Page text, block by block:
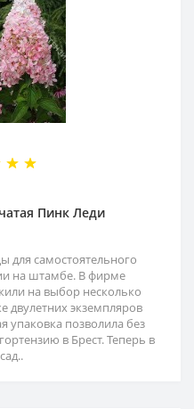
Пинк Леди
для самостоятельного
на штамбе. В фирме
на выбор несколько
двулетних экземпляров
упаковка позволила без
в Брест. Теперь в